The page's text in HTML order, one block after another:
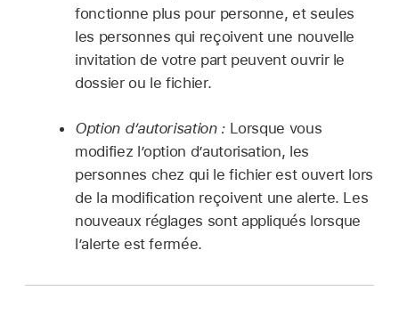
fonctionne plus pour personne, et seules
les personnes qui reçoivent une nouvelle
invitation de votre part peuvent ouvrir le
dossier ou le fichier.
Option d’autorisation :Lorsque vous
modifiez l’option d’autorisation, les
personnes chez qui le fichier est ouvert lors
de la modification reçoivent une alerte. Les
nouveaux réglages sont appliqués lorsque
l’alerte est fermée.